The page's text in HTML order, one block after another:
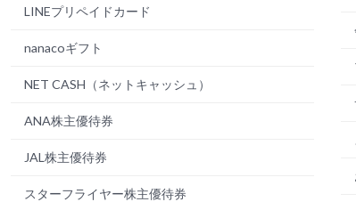
LINEプリペイドカード
nanacoギフト
NET CASH（ネットキャッシュ）
ANA株主優待券
JAL株主優待券
スターフライヤー株主優待券